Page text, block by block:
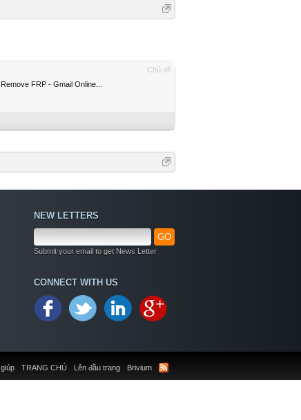
Chủ đề
FRP - Gmail Online...
NEW LETTERS
GO
Submit your email to get News Letter
CONNECT WITH US
TRANG CHỦ Lên đầu trang Brivium